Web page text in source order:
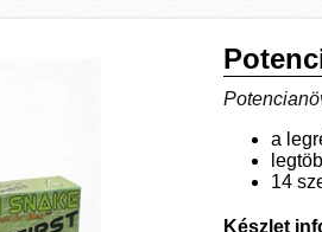
a
14
Készlet